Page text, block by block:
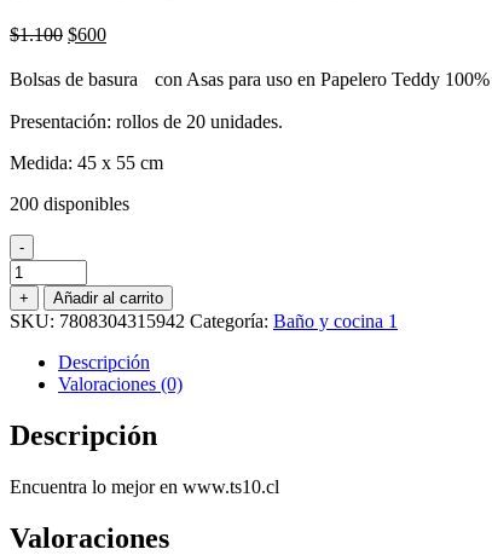
$1.100 El
original
$1.100.
$600El
actual
$600.
Bolsas de basura con Asas para uso en Papelero Teddy
Presentación: rollos de 20 unidades.
Medida: 45 x 55 cm
200 disponibles
-
BOLSA
DE
BASURA
TEDDY
CON
ASAS
X
55
20
cantidad
+ Añadir al carrito
SKU: 7808304315942 Categoría: Baño y cocina 1
Descripción
Valoraciones (0)
Descripción
Encuentra lo mejor en www.ts10.cl
Valoraciones